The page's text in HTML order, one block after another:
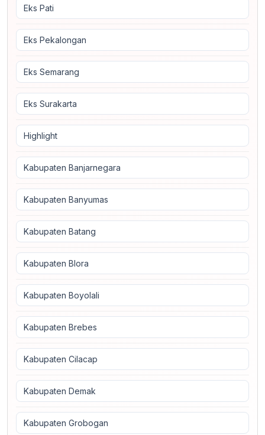
Eks Pati
Eks Pekalongan
Eks Semarang
Eks Surakarta
Highlight
Kabupaten Banjarnegara
Kabupaten Banyumas
Kabupaten Batang
Kabupaten Blora
Kabupaten Boyolali
Kabupaten Brebes
Kabupaten Cilacap
Kabupaten Demak
Kabupaten Grobogan